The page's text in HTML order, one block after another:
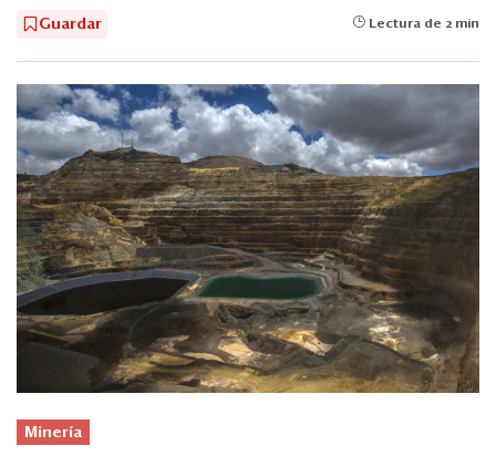
Guardar Lectura de 2 min
Minería